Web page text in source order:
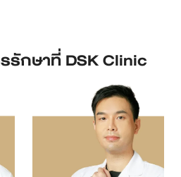
รักษาที่ DSK Clinic